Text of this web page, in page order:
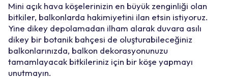
Mini açık hava köşelerinizin en büyük zenginliği olan
bitkiler, balkonlarda hakimiyetini ilan etsin istiyoruz.
Yine dikey depolamadan ilham alarak duvara asılı
dikey bir botanik bahçesi de oluşturabileceğiniz
balkonlarınızda, balkon dekorasyonunuzu
tamamlayacak bitkileriniz için bir köşe yapmayı
unutmayın.